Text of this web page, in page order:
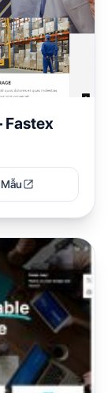
Fastex